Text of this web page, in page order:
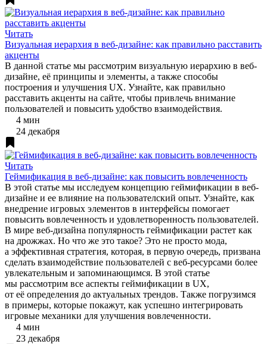
Читать
Визуальная иерархия в веб-дизайне: как правильно расставить
акценты
В данной статье мы рассмотрим визуальную иерархию в веб-
дизайне, её принципы и элементы, а также способы
построения и улучшения UX. Узнайте, как правильно
расставить акценты на сайте, чтобы привлечь внимание
пользователей и повысить удобство взаимодействия.
4 мин
24 декабря
Читать
Геймификация в веб-дизайне: как повысить вовлеченность
В этой статье мы исследуем концепцию геймификации в веб-
дизайне и ее влияние на пользователский опыт. Узнайте, как
внедрение игровых элементов в интерфейсы помогает
повысить вовлеченность и удовлетворенность пользователей.
В мире веб-дизайна популярность геймификации растет как
на дрожжах. Но что же это такое? Это не просто мода,
а эффективная стратегия, которая, в первую очередь, призвана
сделать взаимодействие пользователей с веб-ресурсами более
увлекательным и запоминающимся. В этой статье
мы рассмотрим все аспекты геймификации в UX,
от её определения до актуальных трендов. Также погрузимся
в примеры, которые покажут, как успешно интегрировать
игровые механики для улучшения вовлеченности.
4 мин
23 декабря